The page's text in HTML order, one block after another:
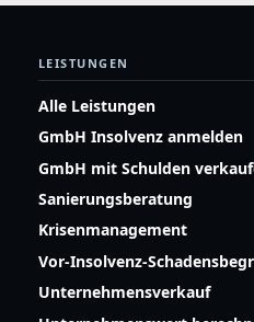
LEISTUNGEN
Alle Leistungen
GmbH Insolvenz anmelden
GmbH mit Schulden
Sanierungsberatung
Krisenmanagement
Vor-Insolvenz-
Unternehmensverkauf